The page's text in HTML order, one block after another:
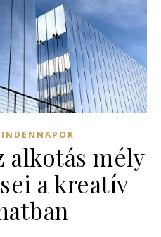
alkotás mély
a kreatív